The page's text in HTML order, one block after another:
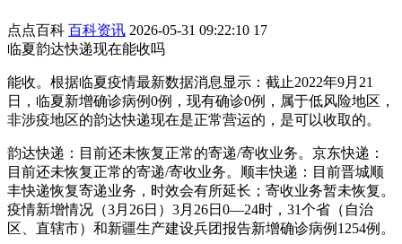
点点百科 百科资讯 2026-05-31 09:22:10 17
临夏韵达快递现在能收吗
能收。根据临夏疫情最新数据消息显示：截止2022年9月21
日，临夏新增确诊病例0例，现有确诊0例，属于低风险地区，
非涉疫地区的韵达快递现在是正常营运的，是可以收取的。
韵达快递：目前还未恢复正常的寄递/寄收业务。京东快递：
目前还未恢复正常的寄递/寄收业务。顺丰快递：目前晋城顺
丰快递恢复寄递业务，时效会有所延长；寄收业务暂未恢复。
疫情新增情况（3月26日）3月26日0—24时，31个省（自治
区、直辖市）和新疆生产建设兵团报告新增确诊病例1254例。